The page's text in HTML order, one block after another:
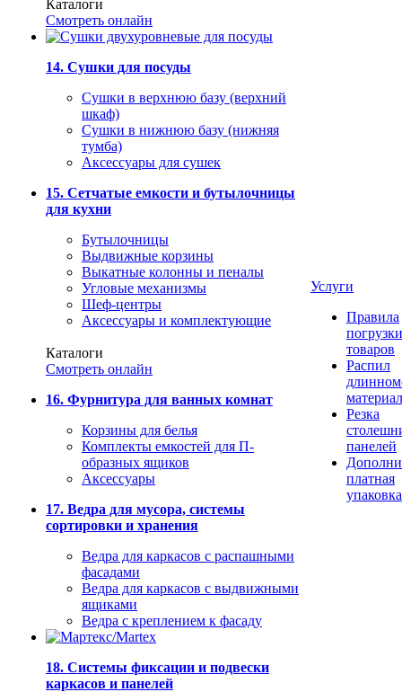
Каталоги
Смотреть онлайн
14. Сушки для посуды
Сушки в верхнюю базу (верхний
шкаф)
Сушки в нижнюю базу (нижняя
тумба)
Аксессуары для сушек
15. Сетчатые емкости и бутылочницы
для кухни
Бутылочницы
Выдвижные корзины
Выкатные колонны и пеналы
Угловые механизмы
Шеф-центры
Аксессуары и комплектующие
Каталоги
Смотреть онлайн
16. Фурнитура для ванных комнат
Корзины для белья
Комплекты емкостей для П-
образных ящиков
Аксессуары
17. Ведра для мусора, системы
сортировки и хранения
Ведра для каркасов с распашными
фасадами
Ведра для каркасов с выдвижными
ящиками
Ведра с креплением к фасаду
18. Системы фиксации и подвески
каркасов и панелей
Услуги
Правила
погрузки
товаров
Распил
Резка
панелей
платная
упаковка